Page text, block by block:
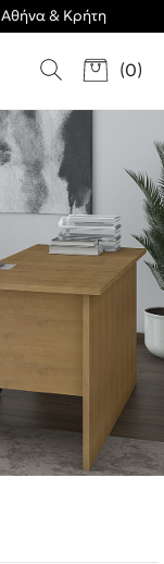
& Κρήτη
(0)